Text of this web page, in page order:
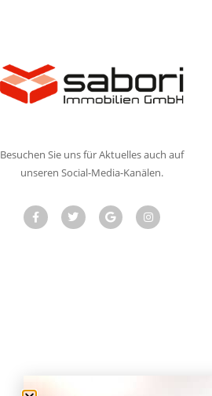
Besuchen Sie uns für Aktuelles auch auf
unseren Social-Media-Kanälen.